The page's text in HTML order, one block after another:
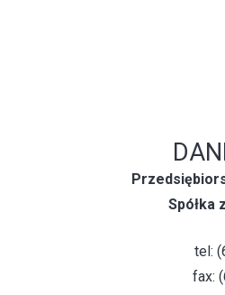
Spółka
tel:
fax: